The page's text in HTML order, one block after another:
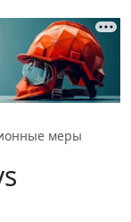
меры